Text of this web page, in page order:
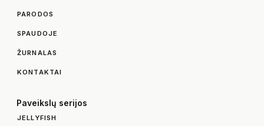
PARODOS
SPAUDOJE
ŽURNALAS
KONTAKTAI
Paveikslų serijos
JELLYFISH